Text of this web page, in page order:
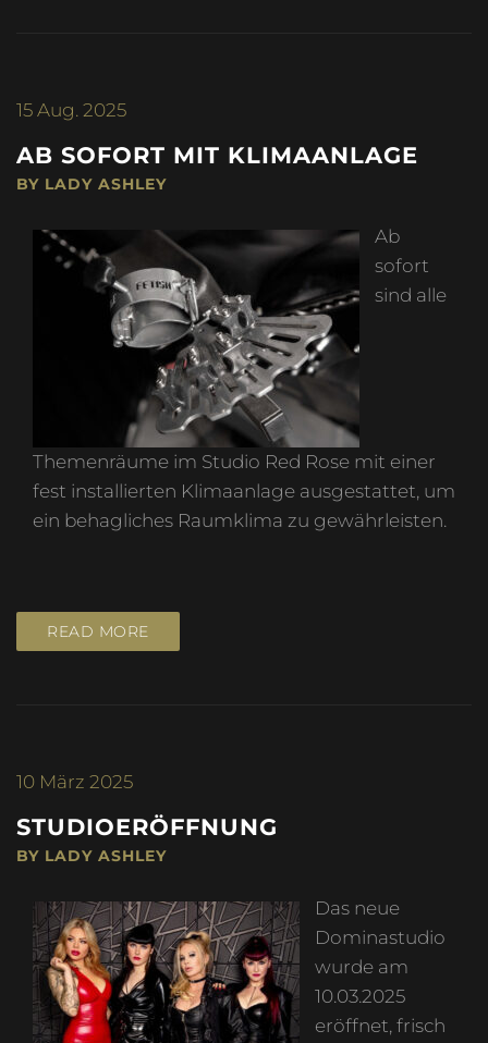
15 Aug. 2025
AB SOFORT MIT KLIMAANLAGE
BY LADY ASHLEY
Ab
sofort
sind alle
Themenräume im Studio Red Rose mit einer
fest installierten Klimaanlage ausgestattet, um
ein behagliches Raumklima zu gewährleisten.
READ MORE
10 März 2025
STUDIOERÖFFNUNG
BY LADY ASHLEY
Das neue
Dominastudio
wurde am
10.03.2025
eröffnet, frisch